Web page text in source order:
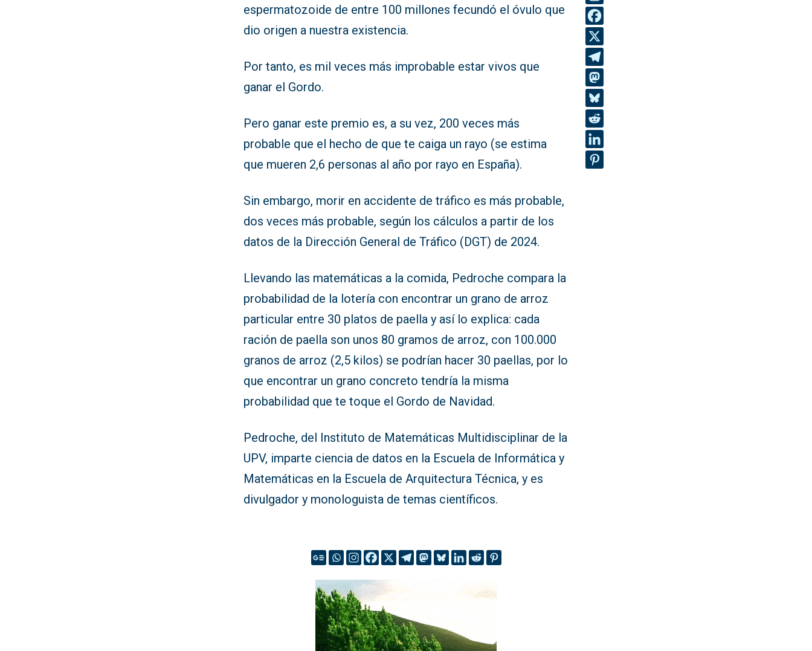
espermatozoide de entre 100 millones fecundó el óvulo que
dio origen a nuestra existencia.
Por tanto, es mil veces más improbable estar vivos que
ganar el Gordo.
Pero ganar este premio es, a su vez, 200 veces más
probable que el hecho de que te caiga un rayo (se estima
que mueren 2,6 personas al año por rayo en España).
Sin embargo, morir en accidente de tráfico es más probable,
dos veces más probable, según los cálculos a partir de los
datos de la Dirección General de Tráfico (DGT) de 2024.
Llevando las matemáticas a la comida, Pedroche compara la
probabilidad de la lotería con encontrar un grano de arroz
particular entre 30 platos de paella y así lo explica: cada
ración de paella son unos 80 gramos de arroz, con 100.000
granos de arroz (2,5 kilos) se podrían hacer 30 paellas, por lo
que encontrar un grano concreto tendría la misma
probabilidad que te toque el Gordo de Navidad.
Pedroche, del Instituto de Matemáticas Multidisciplinar de la
UPV, imparte ciencia de datos en la Escuela de Informática y
Matemáticas en la Escuela de Arquitectura Técnica, y es
divulgador y monologuista de temas científicos.